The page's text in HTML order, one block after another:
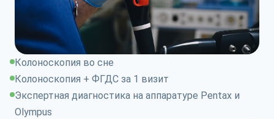
Колоноскопия во сне
Колоноскопия + ФГДС за 1 визит
Экспертная диагностика на аппаратуре Pentax и
Olympus